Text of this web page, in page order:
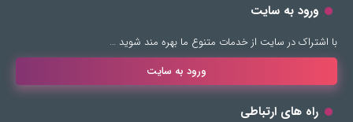
ورود به سایت
با اشتراک در سایت از خدمات متنوع ما بهره مند شوید …
ورود به سایت
راه های ارتباطی